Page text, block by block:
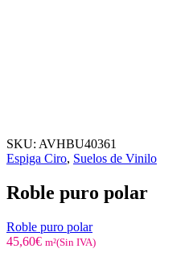
SKU: AVHBU40361
Espiga Ciro, Suelos de Vinilo
Roble puro polar
Roble puro polar
45,60€ m²(Sin IVA)